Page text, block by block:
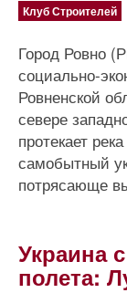
Клуб Строителей
Город Ровно
социально-
Ровненской
севере
протекает
самобытный
потрясающе
Украина
полета: